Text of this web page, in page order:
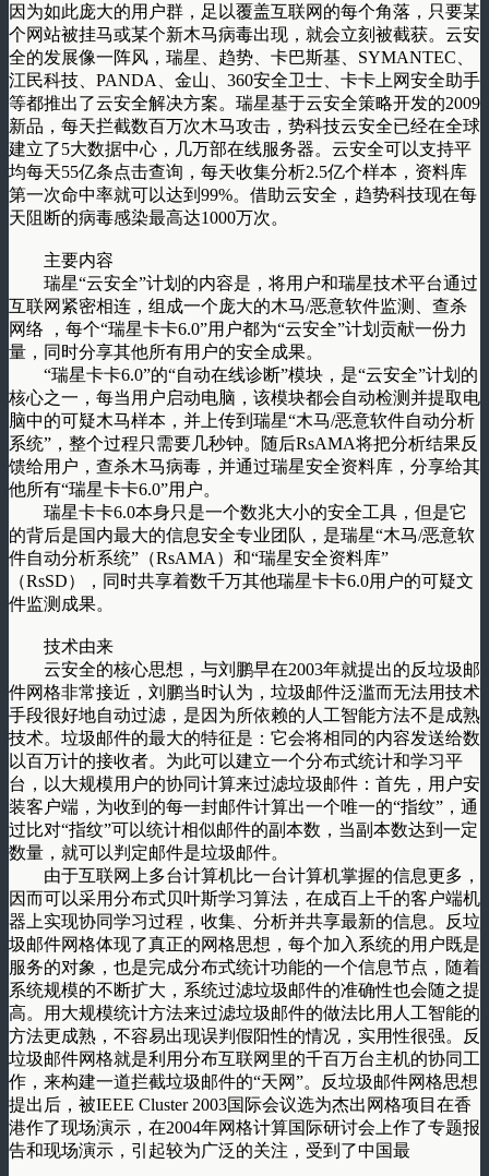
因为如此庞大的用户群，足以覆盖互联网的每个角落，只要某
个网站被挂马或某个新木马病毒出现，就会立刻被截获。云安
全的发展像一阵风，瑞星、趋势、卡巴斯基、SYMANTEC、
江民科技、PANDA、金山、360安全卫士、卡卡上网安全助手
等都推出了云安全解决方案。瑞星基于云安全策略开发的2009
新品，每天拦截数百万次木马攻击，势科技云安全已经在全球
建立了5大数据中心，几万部在线服务器。云安全可以支持平
均每天55亿条点击查询，每天收集分析2.5亿个样本，资料库
第一次命中率就可以达到99%。借助云安全，趋势科技现在每
天阻断的病毒感染最高达1000万次。
主要内容
瑞星“云安全”计划的内容是，将用户和瑞星技术平台通过
互联网紧密相连，组成一个庞大的木马/恶意软件监测、查杀
网络 ，每个“瑞星卡卡6.0”用户都为“云安全”计划贡献一份力
量，同时分享其他所有用户的安全成果。
“瑞星卡卡6.0”的“自动在线诊断”模块，是“云安全”计划的
核心之一，每当用户启动电脑，该模块都会自动检测并提取电
脑中的可疑木马样本，并上传到瑞星“木马/恶意软件自动分析
系统”，整个过程只需要几秒钟。随后RsAMA将把分析结果反
馈给用户，查杀木马病毒，并通过瑞星安全资料库，分享给其
他所有“瑞星卡卡6.0”用户。
瑞星卡卡6.0本身只是一个数兆大小的安全工具，但是它
的背后是国内最大的信息安全专业团队，是瑞星“木马/恶意软
件自动分析系统”（RsAMA）和“瑞星安全资料库”
（RsSD），同时共享着数千万其他瑞星卡卡6.0用户的可疑文
件监测成果。
技术由来
云安全的核心思想，与刘鹏早在2003年就提出的反垃圾邮
件网格非常接近，刘鹏当时认为，垃圾邮件泛滥而无法用技术
手段很好地自动过滤，是因为所依赖的人工智能方法不是成熟
技术。垃圾邮件的最大的特征是：它会将相同的内容发送给数
以百万计的接收者。为此可以建立一个分布式统计和学习平
台，以大规模用户的协同计算来过滤垃圾邮件：首先，用户安
装客户端，为收到的每一封邮件计算出一个唯一的“指纹”，通
过比对“指纹”可以统计相似邮件的副本数，当副本数达到一定
数量，就可以判定邮件是垃圾邮件。
由于互联网上多台计算机比一台计算机掌握的信息更多，
因而可以采用分布式贝叶斯学习算法，在成百上千的客户端机
器上实现协同学习过程，收集、分析并共享最新的信息。反垃
圾邮件网格体现了真正的网格思想，每个加入系统的用户既是
服务的对象，也是完成分布式统计功能的一个信息节点，随着
系统规模的不断扩大，系统过滤垃圾邮件的准确性也会随之提
高。用大规模统计方法来过滤垃圾邮件的做法比用人工智能的
方法更成熟，不容易出现误判假阳性的情况，实用性很强。反
垃圾邮件网格就是利用分布互联网里的千百万台主机的协同工
作，来构建一道拦截垃圾邮件的“天网”。反垃圾邮件网格思想
提出后，被IEEE Cluster 2003国际会议选为杰出网格项目在香
港作了现场演示，在2004年网格计算国际研讨会上作了专题报
告和现场演示，引起较为广泛的关注，受到了中国最